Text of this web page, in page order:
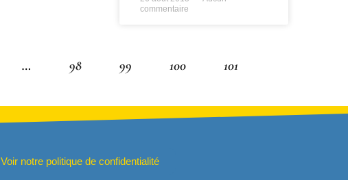
commentaire
… 98 99 100 101
Voir notre politique de confidentialité